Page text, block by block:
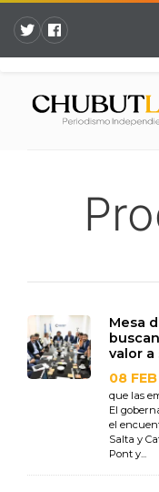
Mesa
valor
08 FEB
que las
El
el
Salta y
Pont y...